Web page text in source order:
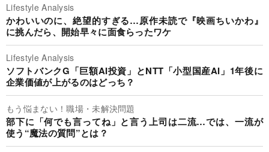
Lifestyle Analysis
かわいいのに、絶望的すぎる…原作未読で『映画ちいかわ』
に挑んだら、開始早々に面食らったワケ
Lifestyle Analysis
ソフトバンクG「巨額AI投資」とNTT「小型国産AI」1年後に
企業価値が上がるのはどっち？
もう悩まない！職場・未解決問題
部下に「何でも言ってね」と言う上司は二流…では、一流が
使う“魔法の質問”とは？